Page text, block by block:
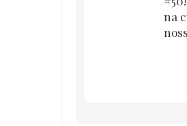
na